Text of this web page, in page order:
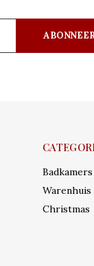
Badkamers
Christmas